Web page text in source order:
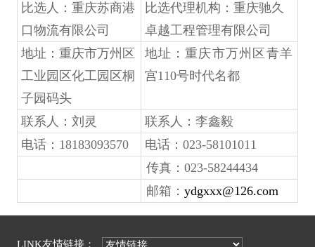
比选人：重庆苏商港
口物流有限公司
比选代理机构： 重庆驰久
卓越工程管理有限公司
地址：重庆市万州区
工业园区化工园区桐
子园码头
地址：重庆市万州区青羊
宫110号时代名都
联系人：刘灵
联系人：李鑫毅
电话：18183093570
电话： 023-58101011
传真：023-58244434
邮箱：ydgxxx@126.com
LINK友情链接：